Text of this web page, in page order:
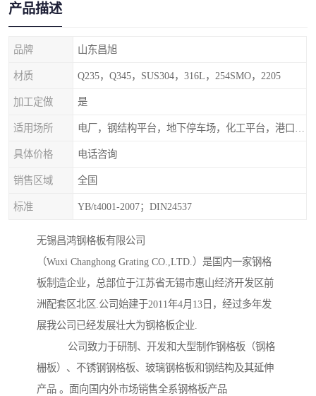
产品描述
品牌 山东昌旭
材质 Q235，Q345，SUS304，316L，254SMO，2205
加工定做 是
适用场所
具体价格 电话咨询
销售区域 全国
标准 YB/t4001-2007；DIN24537
无锡昌鸿钢格板有限公司
（Wuxi Changhong Grating CO.,LTD.）是国内一家钢格
板制造企业，总部位于江苏省无锡市惠山经济开发区前
洲配套区北区.公司始建于2011年4月13日，经过多年发
展我公司已经发展壮大为钢格板企业.
公司致力于研制、开发和大型制作钢格板（钢格
栅板）、不锈钢钢格板、玻璃钢格板和钢结构及其延伸
产品 。面向国内外市场销售全系钢格板产品